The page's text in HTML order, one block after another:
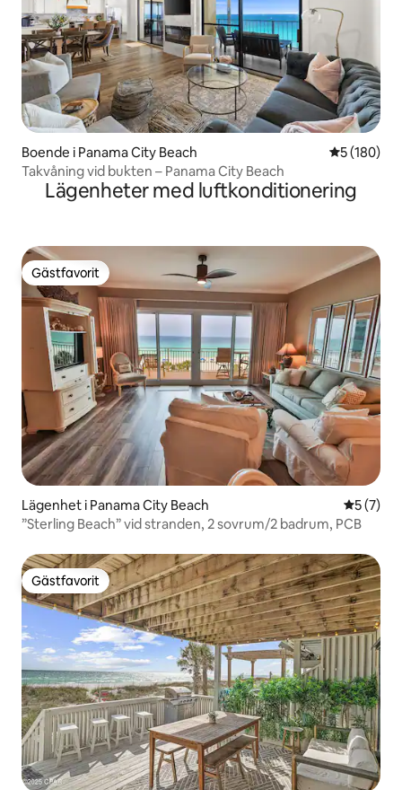
Boende i Panama City Beach 5 av 5 i
5 (180)
Takvåning vid bukten – Panama City Beach
Lägenheter med luftkonditionering
Gästfavorit
Gästfavorit
Lägenhet i Panama City Beach 5 av 5 i
5 (7)
”Sterling Beach” vid stranden, 2 sovrum/2 badrum, PCB
Gästfavorit
Gästfavorit